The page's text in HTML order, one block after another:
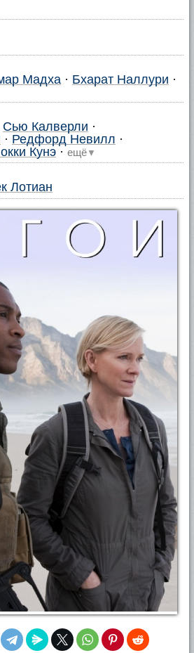
Мадха · Бхарат Наллури ·
Сью Калверли ·
· Редфорд Невилл ·
Кунэ · ещё ▼
Лотиан